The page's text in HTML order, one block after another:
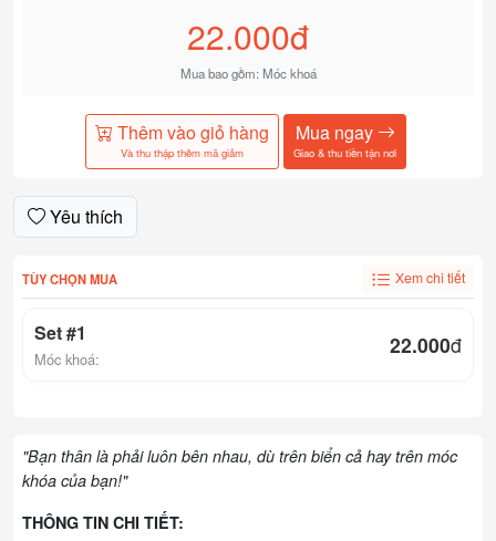
22.000đ
Mua bao gồm: Móc khoá
Thêm vào giỏ hàng
Và thu thập thêm mã giảm
Mua ngay
Giao & thu tiền tận nơi
Yêu thích
TÙY CHỌN MUA Xem chi tiết
Set #1
Móc khoá:
22.000đ
"Bạn thân là phải luôn bên nhau, dù trên biển cả hay trên móc
khóa của bạn!"
THÔNG TIN CHI TIẾT: